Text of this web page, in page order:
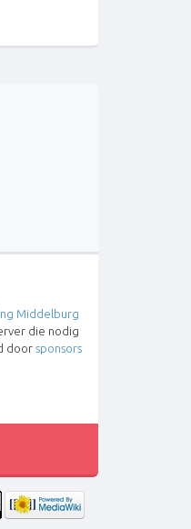
Middelburg
die nodig
door sponsors